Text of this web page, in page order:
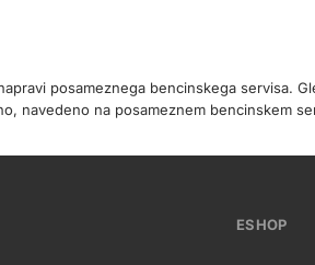
posameznega bencinskega servisa.
navedeno na posameznem bencinskem
ESHOP